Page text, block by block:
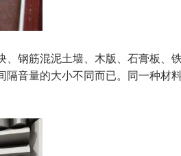
钢筋混泥土墙、木版、石膏板、
音量的大小不同而已。同一种材